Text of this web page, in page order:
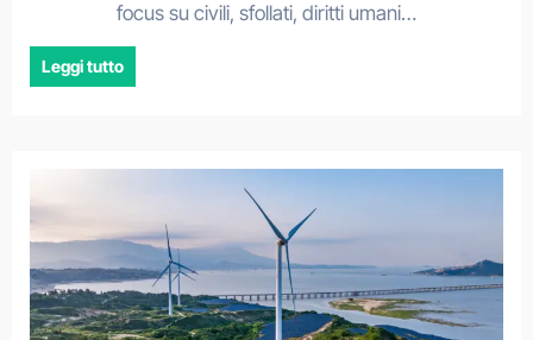
focus su civili, sfollati, diritti umani…
Leggi tutto